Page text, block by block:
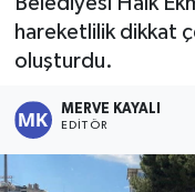
hareketlilik dikkat
oluşturdu.
MERVE KAYALI
EDITÖR